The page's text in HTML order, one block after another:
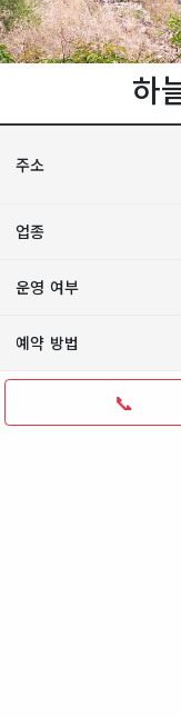
하
주소
업종
운영 여부
예약 방법
📞